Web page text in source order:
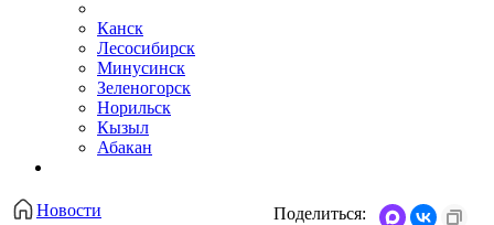
Канск
Лесосибирск
Минусинск
Зеленогорск
Норильск
Кызыл
Абакан
Новости
Поделиться: